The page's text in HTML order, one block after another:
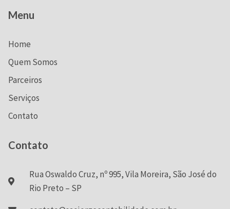
Menu
Home
Quem Somos
Parceiros
Serviços
Contato
Contato
Rua Oswaldo Cruz, nº 995, Vila Moreira, São José do
Rio Preto – SP